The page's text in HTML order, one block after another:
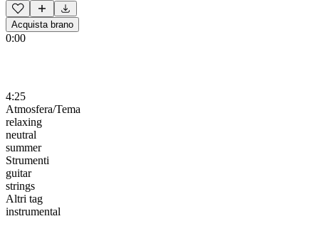
Acquista brano
0:00
4:25
Atmosfera/Tema
relaxing
neutral
summer
Strumenti
guitar
strings
Altri tag
instrumental